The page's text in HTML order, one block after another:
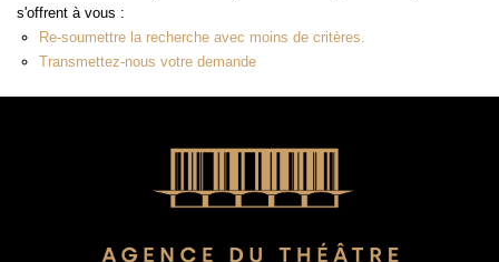
s'offrent à vous :
Re-soumettre la recherche avec moins de critères.
Transmettez-nous votre demande